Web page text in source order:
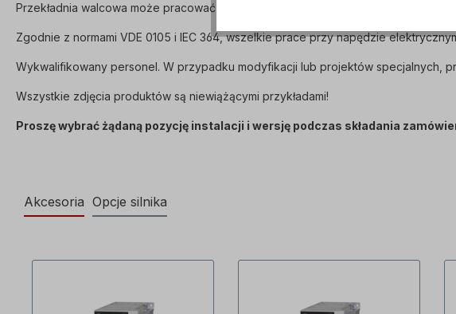
Przekładnia walcowa może pracować w obu kierunkach obrotu i jest dostarczana
Zgodnie z normami VDE 0105 i IEC 364, wszelkie prace przy napędzie
Wykwalifikowany personel. W przypadku modyfikacji lub projektów specjalnych,
Wszystkie zdjęcia produktów są niewiążącymi przykładami!
Proszę wybrać żądaną pozycję instalacji i wersję podczas składania
Akcesoria Opcje silnika